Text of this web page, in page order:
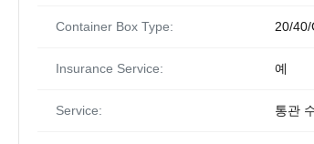
Container Box Type: 20/40/
Insurance Service: 예
Service: 통관